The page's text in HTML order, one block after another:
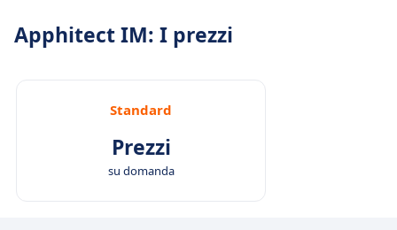
Apphitect IM: I prezzi
Standard
Prezzi
su domanda